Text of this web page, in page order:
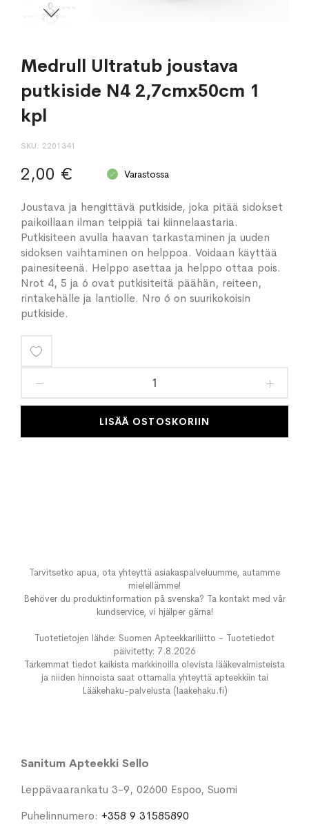
Medrull Ultratub joustava
putkiside N4 2,7cmx50cm 1
kpl
SKU 2201341
2,00 € Varastossa
Joustava ja hengittävä putkiside, joka pitää sidokset
paikoillaan ilman teippiä tai kiinnelaastaria.
Putkisiteen avulla haavan tarkastaminen ja uuden
sidoksen vaihtaminen on helppoa. Voidaan käyttää
painesiteenä. Helppo asettaa ja helppo ottaa pois.
Nrot 4, 5 ja 6 ovat putkisiteitä päähän, reiteen,
rintakehälle ja lantiolle. Nro 6 on suurikokoisin
putkiside.
toivelistaan
LISÄÄ OSTOSKORIIN
Tarvitsetko apua, ota yhteyttä asiakaspalveluumme, autamme
mielellämme!
Behöver du produktinformation på svenska? Ta kontakt med vår
kundservice, vi hjälper gärna!
Tuotetietojen lähde: Suomen Apteekkariliitto - Tuotetiedot
päivitetty: 7.8.2026
Tarkemmat tiedot kaikista markkinoilla olevista lääkevalmisteista
ja niiden hinnoista saat ottamalla yhteyttä apteekkiin tai
Lääkehaku-palvelusta (laakehaku.fi)
Sanitum Apteekki Sello
Leppävaarankatu 3-9, 02600 Espoo, Suomi
Puhelinnumero: +358 9 31585890